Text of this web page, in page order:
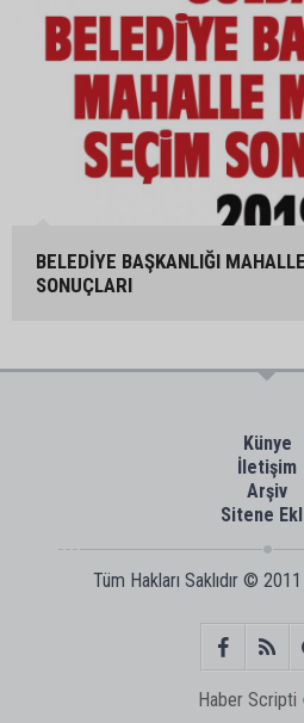
BELEDİYE BAŞKANLIĞI
SONUÇLARI
Künye
İletişim
Arşiv
Sitene
Tüm Hakları Saklıdır © 2011
Haber Scripti